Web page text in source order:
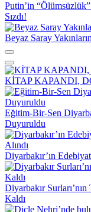
Putin’in
Sızdı!
Beyaz Saray
KİTAP KAPANDI,
Eğitim-Bir-Sen
Duyuruldu
Diyarbakır’ın
Diyarbakır
Kaldı